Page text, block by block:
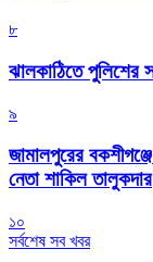
৮
‎ঝালকাঠিতে পুলিশের
৯
জামালপুরের
নেতা শাকিল তালুকদার
১০
সর্বশেষ সব খবর